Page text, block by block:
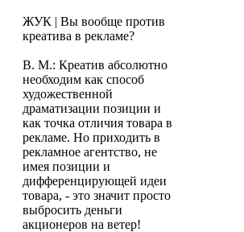
ЖУК | Вы вообще против
креатива в рекламе?
В. М.: Креатив абсолютно
необходим как способ
художественной
драматизации позиции и
как точка отличия товара в
рекламе. Но приходить в
рекламное агентство, не
имея позиции и
дифференцирующей идеи
товара, - это значит просто
выбросить деньги
акционеров на ветер!